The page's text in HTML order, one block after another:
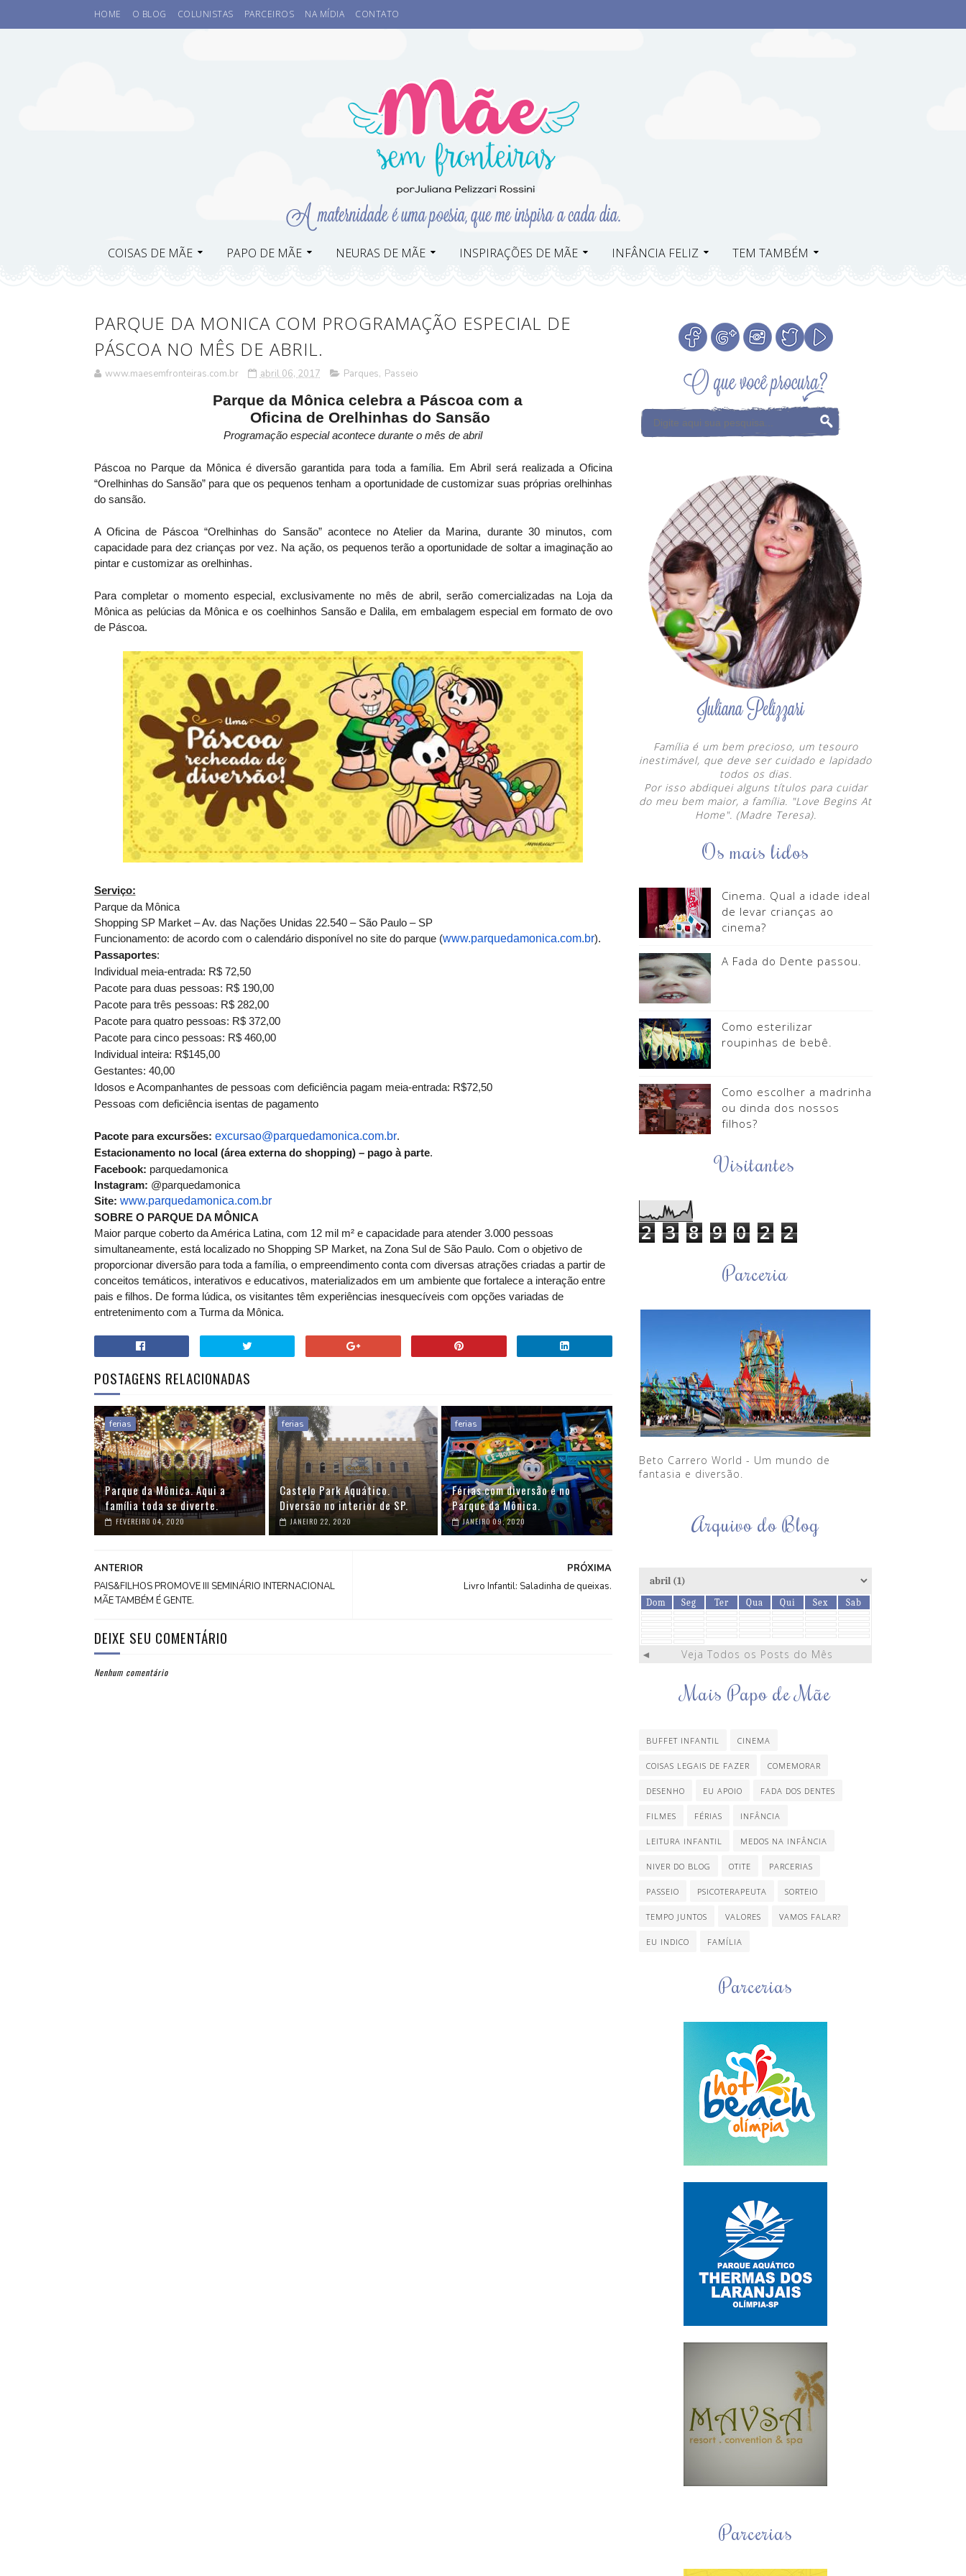
HOME O BLOG COLUNISTAS PARCEIROS NA MÍDIA CONTATO
COISAS DE MÃE PAPO DE MÃE NEURAS DE MÃE INSPIRAÇÕES DE MÃE INFÂNCIA FELIZ TEM TAMBÉM
PARQUE DA MONICA COM PROGRAMAÇÃO ESPECIAL DE
PÁSCOA NO MÊS DE ABRIL.
www.maesemfronteiras.com.br abril 06, 2017 Parques, Passeio
Parque da Mônica celebra a Páscoa com a
Oficina de Orelhinhas do Sansão
Programação especial acontece durante o mês de abril
Páscoa no Parque da Mônica é diversão garantida para toda a família. Em Abril será realizada a Oficina
“Orelhinhas do Sansão” para que os pequenos tenham a oportunidade de customizar suas próprias orelhinhas
do sansão.
A Oficina de Páscoa “Orelhinhas do Sansão” acontece no Atelier da Marina, durante 30 minutos, com
capacidade para dez crianças por vez. Na ação, os pequenos terão a oportunidade de soltar a imaginação ao
pintar e customizar as orelhinhas.
Para completar o momento especial, exclusivamente no mês de abril, serão comercializadas na Loja da
Mônica as pelúcias da Mônica e os coelhinhos Sansão e Dalila, em embalagem especial em formato de ovo
de Páscoa.
Serviço:
Parque da Mônica
Shopping SP Market – Av. das Nações Unidas 22.540 – São Paulo – SP
Funcionamento: de acordo com o calendário disponível no site do parque (www.parquedamonica.com.br).
Passaportes:
Individual meia-entrada: R$ 72,50
Pacote para duas pessoas: R$ 190,00
Pacote para três pessoas: R$ 282,00
Pacote para quatro pessoas: R$ 372,00
Pacote para cinco pessoas: R$ 460,00
Individual inteira: R$145,00
Gestantes: 40,00
Idosos e Acompanhantes de pessoas com deficiência pagam meia-entrada: R$72,50
Pessoas com deficiência isentas de pagamento
Pacote para excursões: excursao@parquedamonica.com.br.
Estacionamento no local (área externa do shopping) – pago à parte.
Facebook: parquedamonica
Instagram: @parquedamonica
Site: www.parquedamonica.com.br
SOBRE O PARQUE DA MÔNICA
Maior parque coberto da América Latina, com 12 mil m² e capacidade para atender 3.000 pessoas
simultaneamente, está localizado no Shopping SP Market, na Zona Sul de São Paulo. Com o objetivo de
proporcionar diversão para toda a família, o empreendimento conta com diversas atrações criadas a partir de
conceitos temáticos, interativos e educativos, materializados em um ambiente que fortalece a interação entre
pais e filhos. De forma lúdica, os visitantes têm experiências inesquecíveis com opções variadas de
entretenimento com a Turma da Mônica.
POSTAGENS RELACIONADAS
ferias
Parque da Mônica. Aqui a
família toda se diverte.
FEVEREIRO 04, 2020
ferias
Castelo Park Aquático.
Diversão no interior de SP.
JANEIRO 22, 2020
ferias
Férias com diversão é no
Parque da Mônica.
JANEIRO 09, 2020
PRÓXIMA
Livro Infantil: Saladinha de queixas.
ANTERIOR
PAIS&FILHOS PROMOVE III SEMINÁRIO INTERNACIONAL
MÃE TAMBÉM É GENTE.
DEIXE SEU COMENTÁRIO
Nenhum comentário
Família é um bem precioso, um tesouro
inestimável, que deve ser cuidado e lapidado
todos os dias.
Por isso abdiquei alguns títulos para cuidar
do meu bem maior, a família. "Love Begins At
Home". (Madre Teresa).
Os mais lidos
Cinema. Qual a idade ideal
de levar crianças ao
cinema?
A Fada do Dente passou.
Como esterilizar
roupinhas de bebê.
Como escolher a madrinha
ou dinda dos nossos
filhos?
Visitantes
2 3 8 9 0 2 2
Parceria
Beto Carrero World - Um mundo de
fantasia e diversão.
Arquivo do Blog
Dom Seg Ter Qua Qui Sex Sab
◄ Veja Todos os Posts do Mês
Mais Papo de Mãe
BUFFET INFANTIL CINEMA
COISAS LEGAIS DE FAZER COMEMORAR
DESENHO EU APOIO FADA DOS DENTES
FILMES FÉRIAS INFÂNCIA
LEITURA INFANTIL MEDOS NA INFÂNCIA
NIVER DO BLOG OTITE PARCERIAS
PASSEIO PSICOTERAPEUTA SORTEIO
TEMPO JUNTOS VALORES VAMOS FALAR?
EU INDICO FAMÍLIA
Parcerias
Parcerias